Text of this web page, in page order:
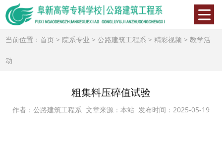
当前位置：首页 > 院系专业 >公路建筑工程系 >精彩视频 >教学活
动
粗集料压碎值试验
作者：公路建筑工程系 文章来源：本站 发布时间：2025-05-19